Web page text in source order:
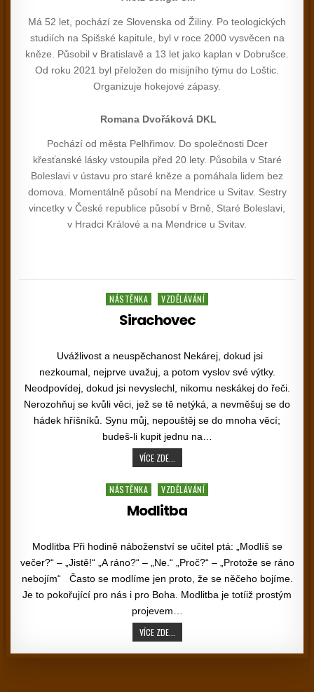
Má 52 let, pochází ze Slovenska od Žiliny. Po teologických
studiích na Spišské kapitule, byl v roce 2000 vysvěcen na
kněze. Působil v Bratislavě a 13 let jako kaplan v Dobrušce.
Od roku 2021 byl přeložen do misijního týmu do Loštic.
Organizuje hokejové zápasy.
Romana Dvořáková DKL
Pochází od města Pelhřimov. Do společnosti Dcer
křesťanské lásky vstoupila před 20 lety. Působila v Staré
Boleslavi v ústavu pro staré kněze a pomáhala lidem bez
domova. Momentálně působí na Mendrice u Svitav. Sestry
vincetky v České republice působí v Brně, Staré Boleslavi,
v Hradci Králové a na Mendrice u Svitav.
Posted in
NÁSTĚNKA VZDĚLÁVÁNÍ
Sirachovec
Uvážlivost a neuspěchanost Nekárej, dokud jsi
nezkoumal, nejprve uvažuj, a potom vyslov své výtky.
Neodpovídej, dokud jsi nevyslechl, nikomu neskákej do řeči.
Nerozohňuj se kvůli věci, jež se tě netýká, a nevměšuj se do
hádek hříšníků. Synu můj, nepouštěj se do mnoha věcí;
budeš-li kupit jednu na…
VÍCE ZDE...
Posted in
NÁSTĚNKA VZDĚLÁVÁNÍ
Modlitba
Modlitba Při hodině náboženství se učitel ptá: „Modlíš se
večer?“ – „Jistě!“ „A ráno?“ – „Ne.“ „Proč?“ – „Protože se ráno
nebojím“ Často se modlíme jen proto, že se něčeho bojíme.
Je to pokořující pro nás i pro Boha. Modlitba je totíiž prostým
projevem…
VÍCE ZDE...